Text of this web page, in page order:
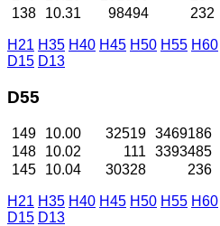
138
10.31 98494 232
H21 H35 H40 H45 H50 H55 H60
D15 D13
D55
149 10.00 32519 3469186
148
10.02 111 3393485
145
10.04 30328 236
H21 H35 H40 H45 H50 H55 H60
D15 D13